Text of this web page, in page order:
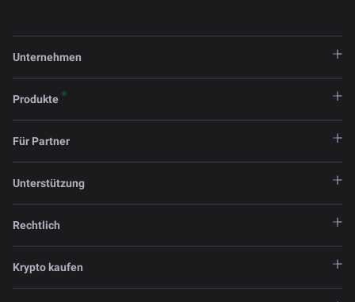
Unternehmen
Produkte
Für Partner
Unterstützung
Rechtlich
Krypto kaufen